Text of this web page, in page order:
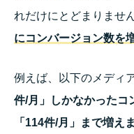
れだけにとどまりません
にコンバージョン数を
例えば、以下のメディ
件/月」しかなかったコ
「114件/月」まで増え